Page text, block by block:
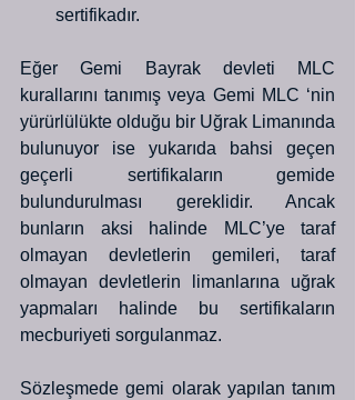
sertifikadır.
Eğer Gemi Bayrak devleti MLC
kurallarını tanımış veya Gemi MLC ‘nin
yürürlülükte olduğu bir Uğrak Limanında
bulunuyor ise yukarıda bahsi geçen
geçerli sertifikaların gemide
bulundurulması gereklidir. Ancak
bunların aksi halinde MLC’ye taraf
olmayan devletlerin gemileri, taraf
olmayan devletlerin limanlarına uğrak
yapmaları halinde bu sertifikaların
mecburiyeti sorgulanmaz.
Sözleşmede gemi olarak yapılan tanım